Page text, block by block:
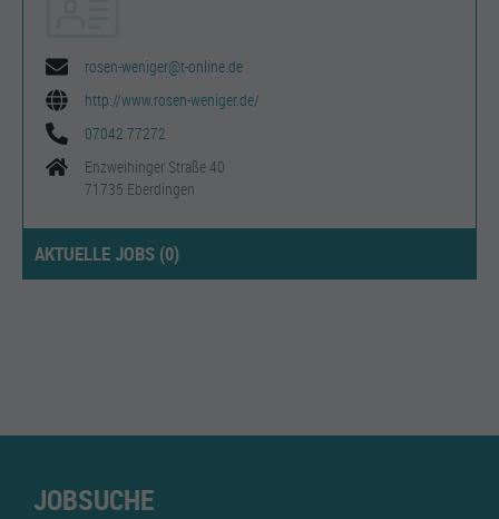
rosen-weniger@t-online.de
http://www.rosen-weniger.de/
07042 77272
Enzweihinger Straße 40
71735 Eberdingen
AKTUELLE JOBS (0)
JOBSUCHE